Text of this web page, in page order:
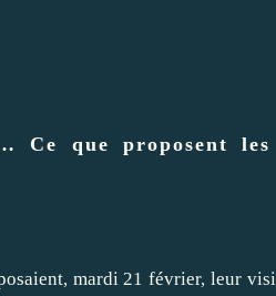
Ce que proposent
mardi 21 février, leur